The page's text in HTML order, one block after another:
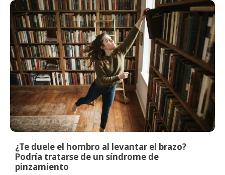
¿Te duele el hombro al levantar el brazo?
Podría tratarse de un síndrome de
pinzamiento